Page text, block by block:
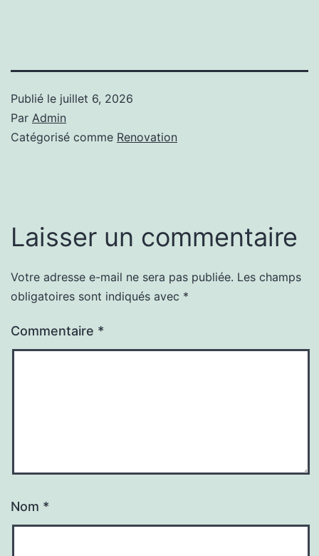
Publié le juillet 6, 2026
Par Admin
Catégorisé comme Renovation
Laisser un commentaire
Votre adresse e-mail ne sera pas publiée. Les champs
obligatoires sont indiqués avec *
Commentaire *
Nom *
Alternative: